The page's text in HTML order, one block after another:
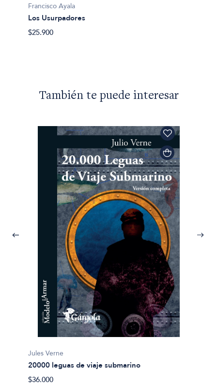
Francisco Ayala
Los Usurpadores
$25.900
También te puede interesar
Jules Verne
20000 leguas de viaje submarino
$36.000